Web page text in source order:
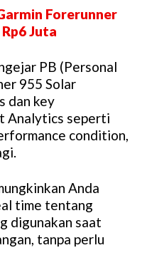
Forerunner
Juta
PB (Personal
955 Solar
dan key
Analytics seperti
condition,
Anda
time tentang
digunakan saat
tanpa perlu